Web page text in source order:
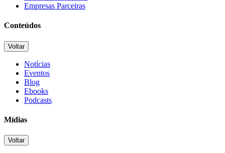
Empresas Parceiras
Conteúdos
Voltar
Notícias
Eventos
Blog
Ebooks
Podcasts
Mídias
Voltar